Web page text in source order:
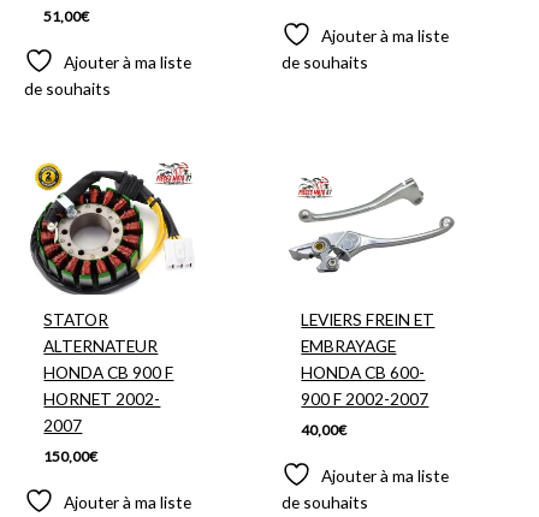
51,00€
Ajouter à ma liste
de souhaits
Ajouter à ma liste
de souhaits
STATOR
ALTERNATEUR
HONDA CB 900 F
HORNET 2002-
2007
150,00€
Ajouter à ma liste
LEVIERS FREIN ET
EMBRAYAGE
HONDA CB 600-
900 F 2002-2007
40,00€
Ajouter à ma liste
de souhaits